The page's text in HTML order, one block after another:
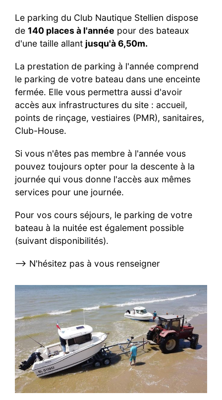
Le parking du Club Nautique Stellien dispose
de 140 places à l'année pour des bateaux
d'une taille allant jusqu'à 6,50m.
La prestation de parking à l'année comprend
le parking de votre bateau dans une enceinte
fermée. Elle vous permettra aussi d'avoir
accès aux infrastructures du site : accueil,
points de rinçage, vestiaires (PMR), sanitaires,
Club-House.
Si vous n'êtes pas membre à l'année vous
pouvez toujours opter pour la descente à la
journée qui vous donne l'accès aux mêmes
services pour une journée.
Pour vos cours séjours, le parking de votre
bateau à la nuitée est également possible
(suivant disponibilités).
--> N'hésitez pas à vous renseigner